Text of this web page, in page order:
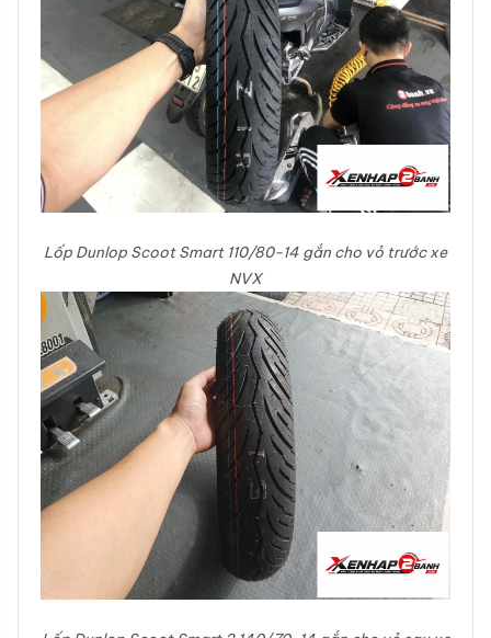
Lốp Dunlop Scoot Smart 110/80-14 gắn cho vỏ trước xe
NVX